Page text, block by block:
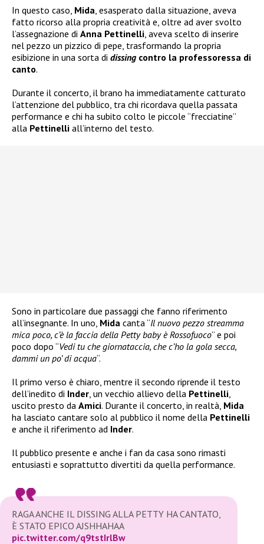
In questo caso, Mida, esasperato dalla situazione, aveva
fatto ricorso alla propria creatività e, oltre ad aver svolto
l’assegnazione di Anna Pettinelli, aveva scelto di inserire
nel pezzo un pizzico di pepe, trasformando la propria
esibizione in una sorta di dissing contro la professoressa di
canto.
Durante il concerto, il brano ha immediatamente catturato
l’attenzione del pubblico, tra chi ricordava quella passata
performance e chi ha subito colto le piccole “frecciatine”
alla Pettinelli all’interno del testo.
Sono in particolare due passaggi che fanno riferimento
all’insegnante. In uno, Mida canta “Il nuovo pezzo streamma
mica poco, c’è la faccia della Petty baby è Rossofuoco” e poi
poco dopo “Vedi tu che giornataccia, che c’ho la gola secca,
dammi un po’ di acqua“.
Il primo verso è chiaro, mentre il secondo riprende il testo
dell’inedito di Inder, un vecchio allievo della Pettinelli,
uscito presto da Amici. Durante il concerto, in realtà, Mida
ha lasciato cantare solo al pubblico il nome della Pettinelli
e anche il riferimento ad Inder.
Il pubblico presente e anche i fan da casa sono rimasti
entusiasti e soprattutto divertiti da quella performance.
RAGA ANCHE IL DISSING ALLA PETTY HA CANTATO,
È STATO EPICO AJSHHAHAA
pic.twitter.com/q9tstIrlBw